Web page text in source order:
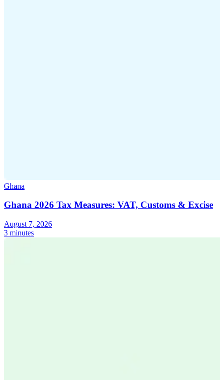
Ghana
Ghana 2026 Tax Measures: VAT, Customs & Excise
August 7, 2026
3 minutes